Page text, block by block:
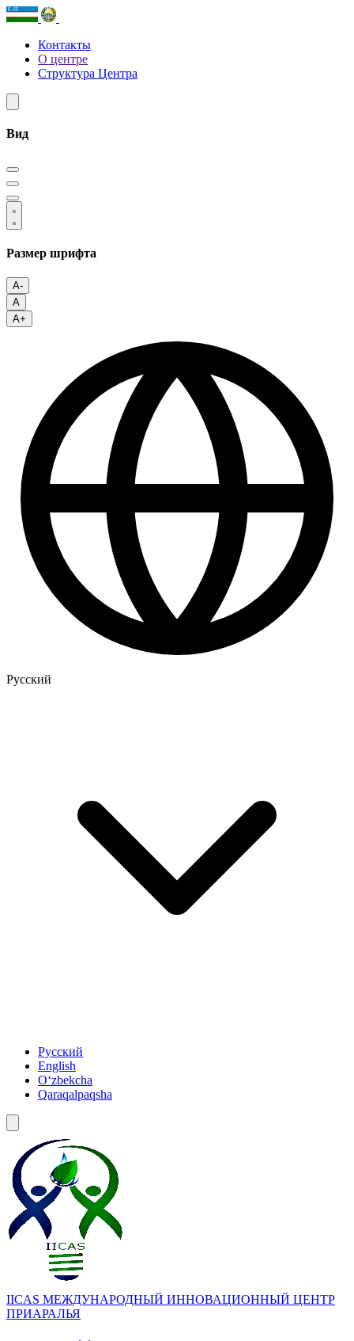
Контакты
О центре
Структура Центра
Вид
Размер шрифта
A-
A
A+
Русский
Русский
English
Oʻzbekcha
Qaraqalpaqsha
IICAS МЕЖДУНАРОДНЫЙ ИННОВАЦИОННЫЙ ЦЕНТР
ПРИАРАЛЬЯ